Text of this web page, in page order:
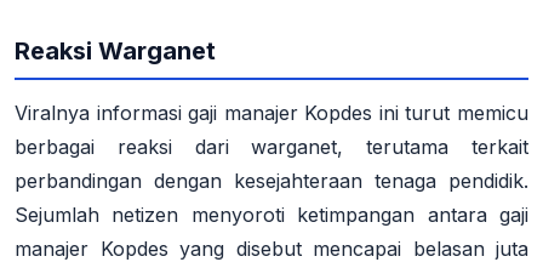
Reaksi Warganet
Viralnya informasi gaji manajer Kopdes ini turut memicu
berbagai reaksi dari warganet, terutama terkait
perbandingan dengan kesejahteraan tenaga pendidik.
Sejumlah netizen menyoroti ketimpangan antara gaji
manajer Kopdes yang disebut mencapai belasan juta